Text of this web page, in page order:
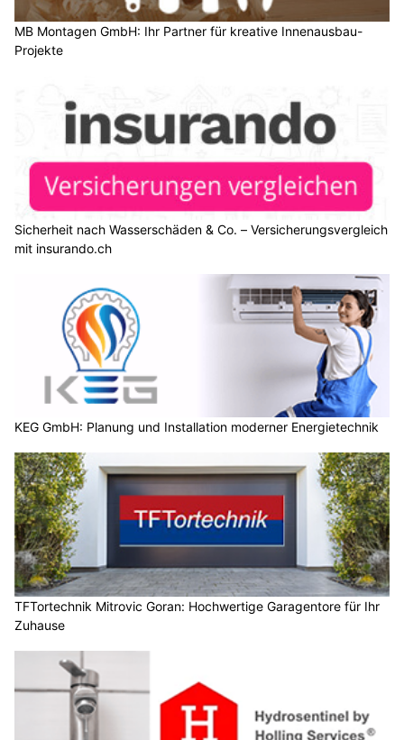
MB Montagen GmbH: Ihr Partner für kreative Innenausbau-
Projekte
Sicherheit nach Wasserschäden & Co. – Versicherungsvergleich
mit insurando.ch
KEG GmbH: Planung und Installation moderner Energietechnik
TFTortechnik Mitrovic Goran: Hochwertige Garagentore für Ihr
Zuhause